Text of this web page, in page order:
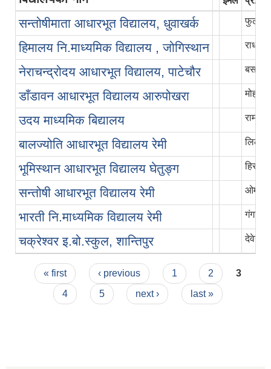
सन्तोषीमाता आधारभूत विद्यालय, धुवाखर्क
हिमालय नि.माध्यमिक विद्यालय , जोगिस्थान राधा
नेराचन्द्रोदय आधारभूत विद्यालय, पाटेचौर बसन्ता
डाँडावन आधारभूत विद्यालय आरुपोखरा मोहन
उदय माध्यमिक बिद्यालय राम
बालज्योति आधारभूत विद्यालय रेमी लिल
भूमिस्थान आधारभूत विद्यालय घेतुङ्ग हिरा
सन्तोषी आधारभूत विद्यालय रेमी
भारती नि.माध्यमिक विद्यालय रेमी गंगा
चक्रेश्वर इ.बो.स्कुल, शान्तिपुर देवेन्द्र
Pages
« first ‹ previous 1 2
3
4
5 next › last »